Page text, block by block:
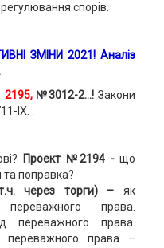
спорів.
ЗМІНИ 2021! Аналіз
2195, №3012-2...! Закони
IX. .
Проект №2194 -що
та поправка?
через торги) –як
переважного права.
переважного права.
права –